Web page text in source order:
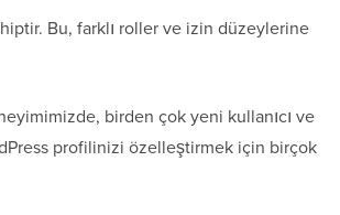
Bu, farklı roller ve izin düzeylerine
birden çok yeni kullanıcı ve
profilinizi özelleştirmek için birçok